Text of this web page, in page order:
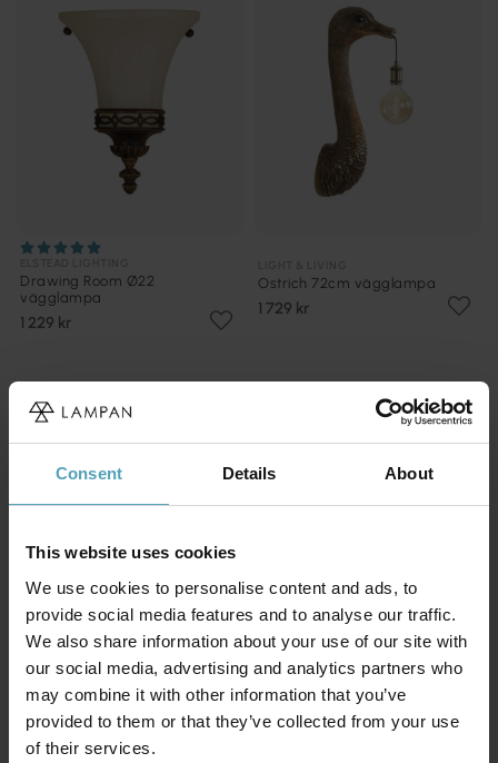
Consent Details About
This website uses cookies
We use cookies to personalise content and ads, to
provide social media features and to analyse our traffic.
We also share information about your use of our site with
our social media, advertising and analytics partners who
may combine it with other information that you’ve
provided to them or that they’ve collected from your use
of their services.
Drawing Room Ø22
vägglampa
1 229 kr
Ostrich 72cm vägglampa
1 729 kr
LIGHT & LIVING
Snake 52cm vägglampa
LIGHT & LIVING